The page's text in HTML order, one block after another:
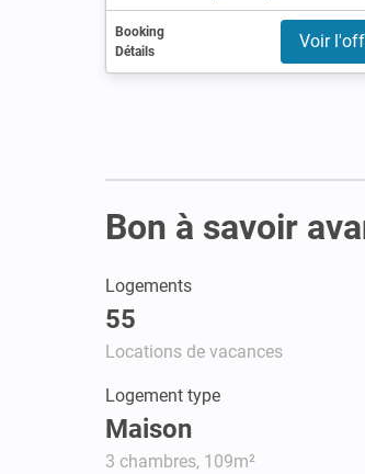
Booking
Détails
Voir
Bon à savoir
Logements
55
Locations de vacances
Logement type
Maison
3 chambres, 109m²